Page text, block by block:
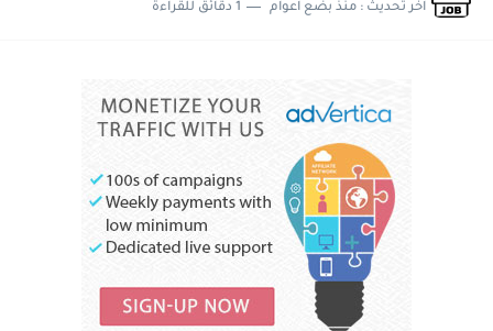
اخر تحديث : منذ بضع اعوام 1 دقائق للقراءة